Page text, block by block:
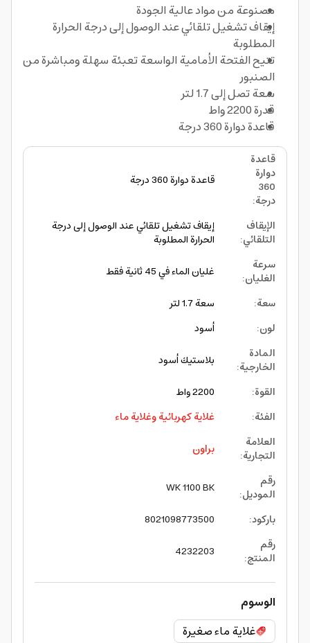
مصنوعة من مواد عالية الجودة
إيقاف تشغيل تلقائي عند الوصول إلى درجة الحرارة
المطلوبة
تتيح الفتحة الأمامية الواسعة تعبئة سهلة ومباشرة من
الصنبور
سعة تصل إلى 1.7 لتر
قدرة 2200 واط
قاعدة دوارة 360 درجة
قاعدة
دوارة
360
درجة:
قاعدة دوارة 360 درجة
الإيقاف
التلقائي:
إيقاف تشغيل تلقائي عند الوصول إلى درجة
الحرارة المطلوبة
سرعة
الغليان:
غليان الماء في 45 ثانية فقط
سعة:
سعة 1.7 لتر
لون:
أسود
المادة
الخارجية:
بلاستيك أسود
القوة:
2200 واط
الفئة:
غلاية كهربائية وغلاية ماء
العلامة
التجارية:
براون
رقم
الموديل:
WK 1100 BK
باركود:
8021098773500
رقم
المنتج:
4232203
الوسوم
غلاية ماء صغيرة